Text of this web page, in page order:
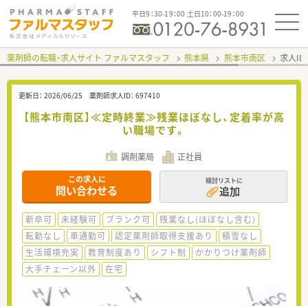
平日9：30-19：00 土日10：00-19：00
薬剤師の転職・求人サイト ファルマスタッフ 熊本県 熊本市南区 求人ID
更新日： 2026/06/25 薬剤師求人ID： 697410
【熊本市南区】≪定時終業≫残業ほぼなし、定着率が高
い職場です。
調剤薬局 正社員
この求人に
問い合わせる
検討リストに
追加
新卒可 未経験可 ブランク可
残業なし(ほぼなし含む)
転勤なし
車通勤可 認定薬剤師取得支援あり
積雪なし
生活環境充実
教育制度あり シフト制
かかりつけ薬剤師
大手チェーン以外
在宅